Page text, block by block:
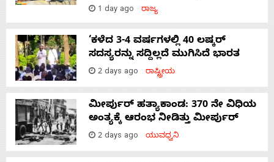
1 day ago ರಾಜ್ಯ
‘ಕಳೆದ 3-4 ವರ್ಷಗಳಲ್ಲಿ 40 ಲಷ್ಕರ್
ಸದಸ್ಯರನ್ನು ಸದ್ದಿಲ್ಲದೆ ಮುಗಿಸಿದೆ ಭಾರತ
2 days ago ರಾಷ್ಟ್ರೀಯ
ಮೀರ್ಪುರ್ ಹತ್ಯಾಕಾಂಡ: 370 ನೇ ವಿಧಿಯ
ಅಂತ್ಯಕ್ಕೆ ಆರಂಭ ನೀಡಿತ್ತು ಮೀರ್ಪುರ್
2 days ago ಯುವಧ್ವನಿ